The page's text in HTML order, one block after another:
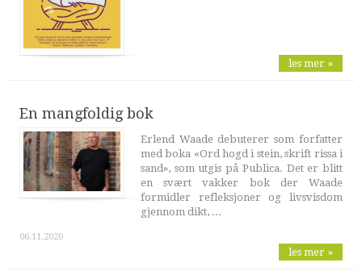
les mer »
En mangfoldig bok
Erlend Waade debuterer som forfatter
med boka «Ord hogd i stein, skrift rissa i
sand», som utgis på Publica. Det er blitt
en svært vakker bok der Waade
formidler refleksjoner og livsvisdom
gjennom dikt, ...
06.11.2020
les mer »